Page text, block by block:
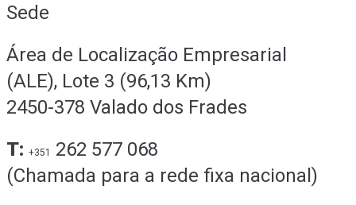
Sede
Área de Localização Empresarial
(ALE), Lote 3 (96,13 Km)
2450-378 Valado dos Frades
T: +351
262 577 068
(Chamada para a rede fixa nacional)